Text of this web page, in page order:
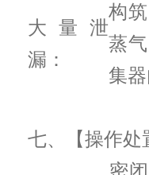
大量泄
漏：
构
蒸
集
七、【操作处